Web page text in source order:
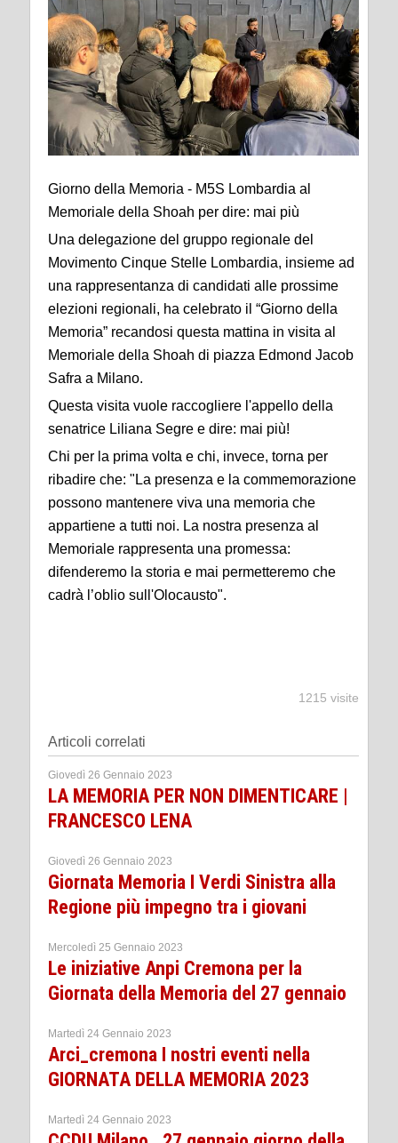
Giorno della Memoria - M5S Lombardia al
Memoriale della Shoah per dire: mai più
Una delegazione del gruppo regionale del
Movimento Cinque Stelle Lombardia, insieme ad
una rappresentanza di candidati alle prossime
elezioni regionali, ha celebrato il “Giorno della
Memoria” recandosi questa mattina in visita al
Memoriale della Shoah di piazza Edmond Jacob
Safra a Milano.
Questa visita vuole raccogliere l'appello della
senatrice Liliana Segre e dire: mai più!
Chi per la prima volta e chi, invece, torna per
ribadire che: "La presenza e la commemorazione
possono mantenere viva una memoria che
appartiene a tutti noi. La nostra presenza al
Memoriale rappresenta una promessa:
difenderemo la storia e mai permetteremo che
cadrà l’oblio sull'Olocausto".
1215 visite
Articoli correlati
Giovedì 26 Gennaio 2023
LA MEMORIA PER NON DIMENTICARE |
FRANCESCO LENA
Giovedì 26 Gennaio 2023
Giornata Memoria I Verdi Sinistra alla
Regione più impegno tra i giovani
Mercoledì 25 Gennaio 2023
Le iniziative Anpi Cremona per la
Giornata della Memoria del 27 gennaio
Martedì 24 Gennaio 2023
Arci_cremona I nostri eventi nella
GIORNATA DELLA MEMORIA 2023
Martedì 24 Gennaio 2023